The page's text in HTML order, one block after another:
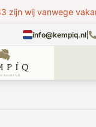
zijn wij vanwege
info@kempiq.nl